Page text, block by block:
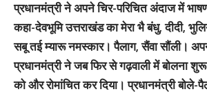
प्रधानमंत्री ने अपने चिर-परिचित अंदाज में
कहा-देवभूमि उत्तराखंड का मेरा भै बंधु, दीदी,
सबू तई म्यारू नमस्कार। पैलाग, सैंवा सौंली।
प्रधानमंत्री ने जब फिर से गढ़वाली में बोलना
को और रोमांचित कर दिया। प्रधानमंत्री बोले-